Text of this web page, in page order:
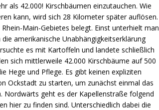
als 42.000! Kirschbäumen einzutauchen. Wie
kann, wird sich 28 Kilometer später auflösen.
Main-Gebietes belegt. Einst unterhielt man
amerikanische Unabhängigkeitserklärung
es mit Kartoffeln und landete schließlich
sich mittlerweile 42.000 Kirschbäume auf 500
Hege und Pflege. Es gibt keinen expliziten
Ockstadt zu starten, um zunächst einmal das
Nordwärts geht es der Kapellenstraße folgend
hier zu finden sind. Unterschiedlich dabei die